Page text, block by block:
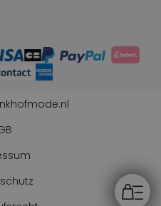
möglich
570592339